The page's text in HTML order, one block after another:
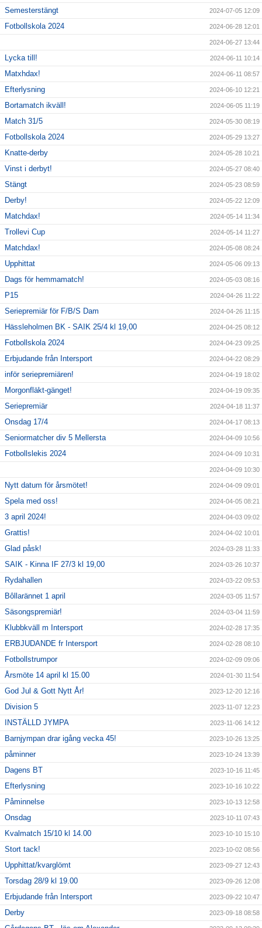
Semesterstängt 2024-07-05 12:09
Fotbollskola 2024 2024-06-28 12:01
2024-06-27 13:44
Lycka till! 2024-06-11 10:14
Matxhdax! 2024-06-11 08:57
Efterlysning 2024-06-10 12:21
Bortamatch ikväll! 2024-06-05 11:19
Match 31/5 2024-05-30 08:19
Fotbollskola 2024 2024-05-29 13:27
Knatte-derby 2024-05-28 10:21
Vinst i derbyt! 2024-05-27 08:40
Stängt 2024-05-23 08:59
Derby! 2024-05-22 12:09
Matchdax! 2024-05-14 11:34
Trollevi Cup 2024-05-14 11:27
Matchdax! 2024-05-08 08:24
Upphittat 2024-05-06 09:13
Dags för hemmamatch! 2024-05-03 08:16
P15 2024-04-26 11:22
Seriepremiär för F/B/S Dam 2024-04-26 11:15
Hässleholmen BK - SAIK 25/4 kl 19,00 2024-04-25 08:12
Fotbollskola 2024 2024-04-23 09:25
Erbjudande från Intersport 2024-04-22 08:29
inför seriepremiären! 2024-04-19 18:02
Morgonfläkt-gänget! 2024-04-19 09:35
Seriepremiär 2024-04-18 11:37
Onsdag 17/4 2024-04-17 08:13
Seniormatcher div 5 Mellersta 2024-04-09 10:56
Fotbollslekis 2024 2024-04-09 10:31
2024-04-09 10:30
Nytt datum för årsmötet! 2024-04-09 09:01
Spela med oss! 2024-04-05 08:21
3 april 2024! 2024-04-03 09:02
Grattis! 2024-04-02 10:01
Glad påsk! 2024-03-28 11:33
SAIK - Kinna IF 27/3 kl 19,00 2024-03-26 10:37
Rydahallen 2024-03-22 09:53
Bôllarännet 1 april 2024-03-05 11:57
Säsongspremiär! 2024-03-04 11:59
Klubbkväll m Intersport 2024-02-28 17:35
ERBJUDANDE fr Intersport 2024-02-28 08:10
Fotbollstrumpor 2024-02-09 09:06
Årsmöte 14 april kl 15.00 2024-01-30 11:54
God Jul & Gott Nytt År! 2023-12-20 12:16
Division 5 2023-11-07 12:23
INSTÄLLD JYMPA 2023-11-06 14:12
Barnjympan drar igång vecka 45! 2023-10-26 13:25
påminner 2023-10-24 13:39
Dagens BT 2023-10-16 11:45
Efterlysning 2023-10-16 10:22
Påminnelse 2023-10-13 12:58
Onsdag 2023-10-11 07:43
Kvalmatch 15/10 kl 14.00 2023-10-10 15:10
Stort tack! 2023-10-02 08:56
Upphittat/kvarglömt 2023-09-27 12:43
Torsdag 28/9 kl 19.00 2023-09-26 12:08
Erbjudande från Intersport 2023-09-22 10:47
Derby 2023-09-18 08:58